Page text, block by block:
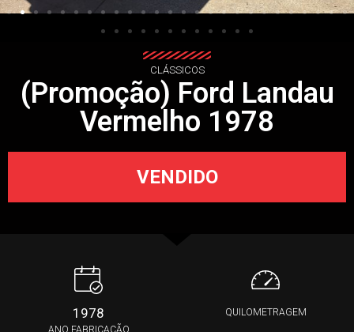
CLÁSSICOS
(Promoção) Ford Landau
Vermelho 1978
VENDIDO
1978
ANO FABRICAÇÃO
QUILOMETRAGEM